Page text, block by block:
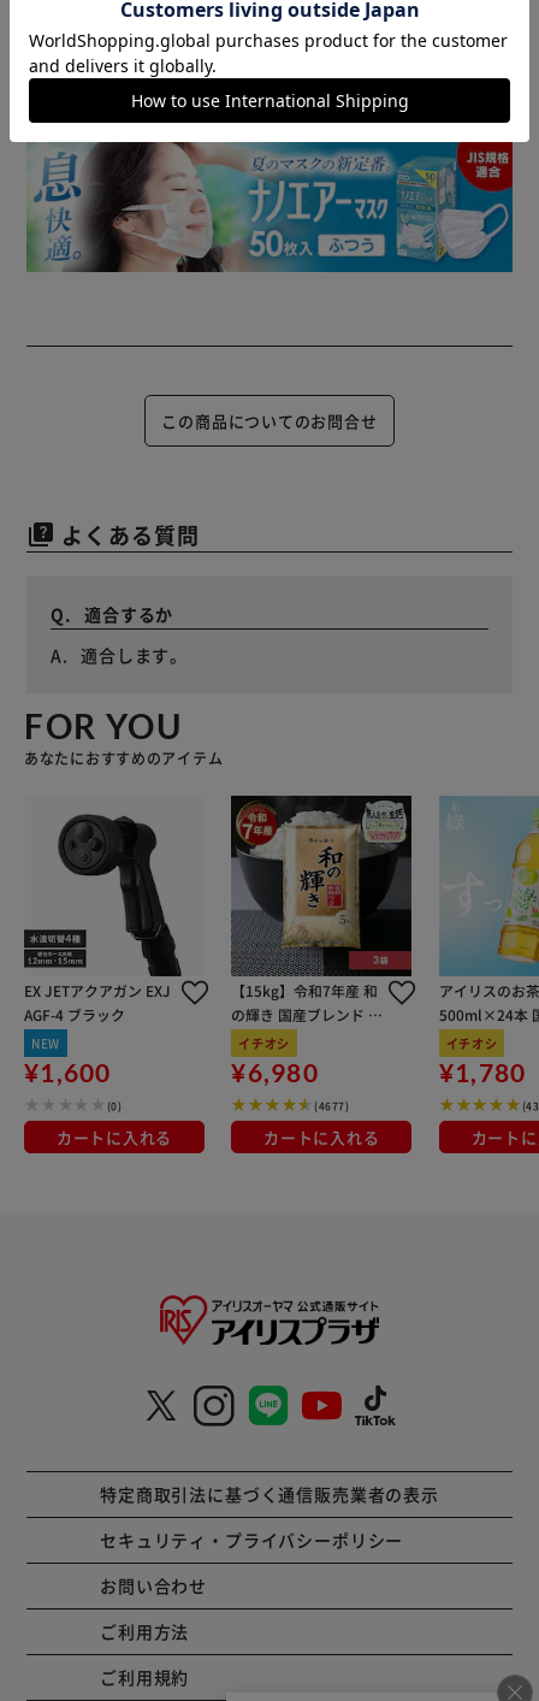
この商品についてのお問合せ
quiz よくある質問
適合するか
適合します。
FOR YOU
あなたにおすすめのアイテム
EX JETアクアガン EXJ
AGF-4 ブラック
NEW
¥1,600
(0)
カートに入れる
【15kg】令和7年産 和
の輝き 国産ブレンド 5
kg×3袋
イチオシ
¥6,980
(4677)
カートに入れる
アイリスのお
500ml×24本
100％使用
イチオシ
¥1,780
カート
特定商取引法に基づく通信販売業者の表示
セキュリティ・プライバシーポリシー
お問い合わせ
ご利用方法
ご利用規約